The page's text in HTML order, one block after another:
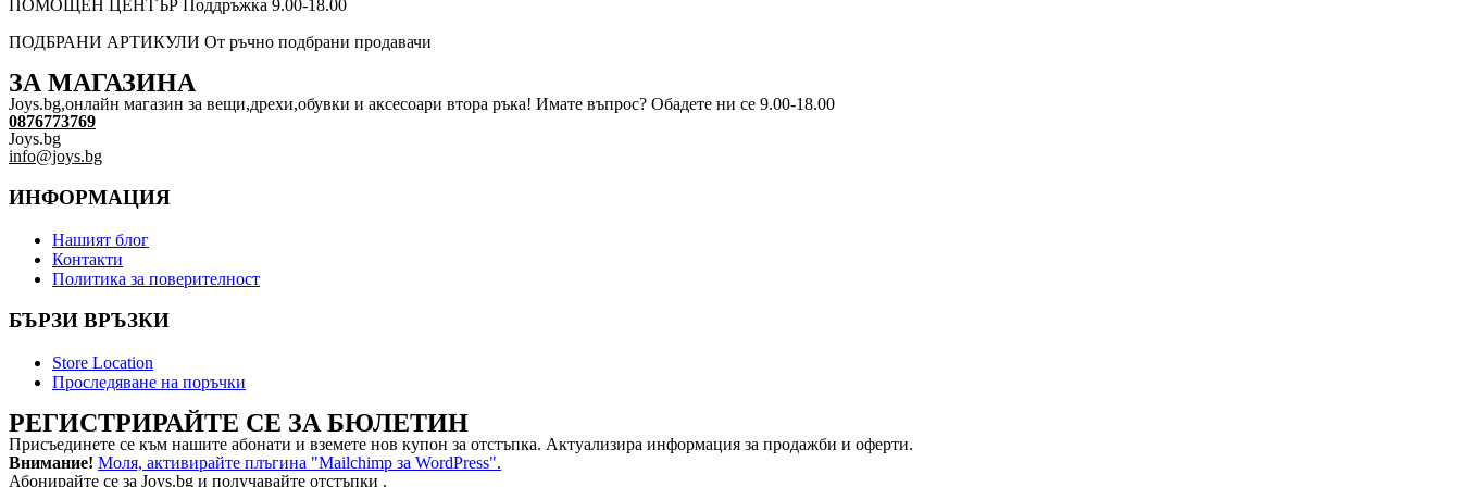
ПОМОЩЕН ЦЕНТЪР Поддръжка 9.00-18.00
ПОДБРАНИ АРТИКУЛИ От ръчно подбрани продавачи
ЗА МАГАЗИНА
Joys.bg,oнлайн магазин за вещи,дрехи,обувки и аксесоари втора ръка! Имате въпрос? Обадете ни се 9.00-18.00
0876773769
Joys.bg
info@joys.bg
ИНФОРМАЦИЯ
Нашият блог
Контакти
Политика за поверителност
БЪРЗИ ВРЪЗКИ
Store Location
Проследяване на поръчки
РЕГИСТРИРАЙТЕ СЕ ЗА БЮЛЕТИН
Присъединете се към нашите абонати и вземете нов купон за отстъпка. Актуализира информация за продажби и оферти.
Внимание! Моля, активирайте плъгина "Mailchimp за WordPress".
Абонирайте се за Joys.bg и получавайте отстъпки .